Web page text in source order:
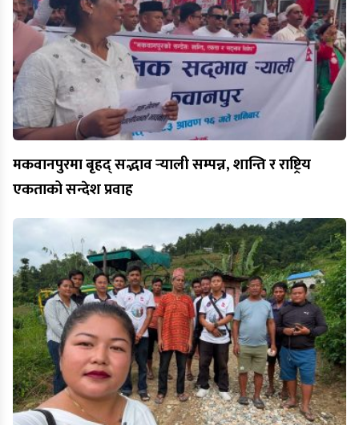
मकवानपुरमा बृहद् सद्भाव र्‍याली सम्पन्न, शान्ति र राष्ट्रिय
एकताको सन्देश प्रवाह